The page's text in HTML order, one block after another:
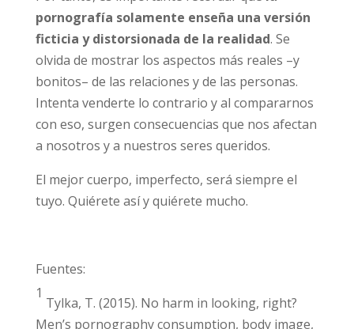
desarrollo de síntomas de TCA.
7
Eneste
relato, una chica de 17 años narra cómo la
pornografía destruyó su autoestima y su
relación de pareja. Se dio cuenta que afecta a
las personas que la consumen y a las
personas cercanas a ellos.
pornografía solamente enseña una
versión ficticia y distorsionada de la
las personas. Intenta venderte lo contrario y
al compararnos con eso, surgen
consecuencias que nos afectan a nosotros y a